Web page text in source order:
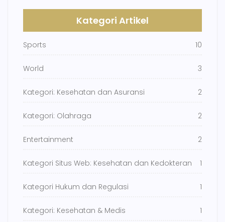
Kategori Artikel
Sports 10
World 3
Kategori: Kesehatan dan Asuransi 2
Kategori: Olahraga 2
Entertainment 2
Kategori Situs Web: Kesehatan dan Kedokteran 1
Kategori Hukum dan Regulasi 1
Kategori: Kesehatan & Medis 1